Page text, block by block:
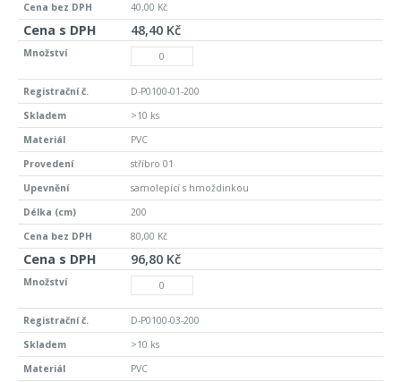
40,00 Kč
48,40 Kč
D-P0100-01-200
>10 ks
PVC
stříbro 01
samolepící s hmoždinkou
200
80,00 Kč
96,80 Kč
D-P0100-03-200
>10 ks
PVC